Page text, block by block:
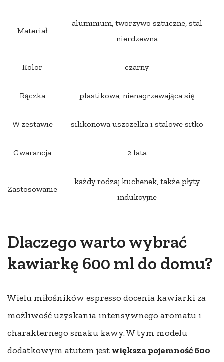
Materiał
aluminium, tworzywo sztuczne, stal
nierdzewna
Kolor czarny
Rączka plastikowa, nienagrzewająca się
W zestawie silikonowa uszczelka i stalowe sitko
Gwarancja 2 lata
Zastosowanie
każdy rodzaj kuchenek, także płyty
indukcyjne
Dlaczego warto wybrać
kawiarkę 600 ml do domu?
Wielu miłośników espresso docenia kawiarki za
możliwość uzyskania intensywnego aromatu i
charakternego smaku kawy. W tym modelu
dodatkowym atutem jest większa pojemność 600